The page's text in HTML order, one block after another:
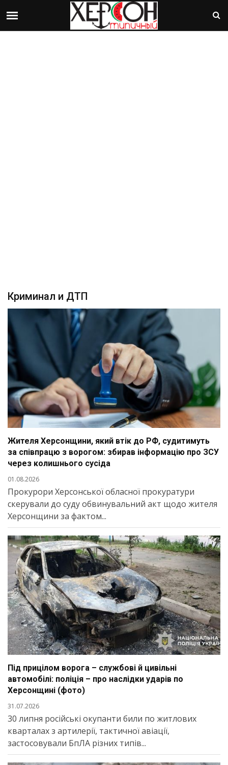
Криминал и ДТП
Жителя Херсонщини, який втік до РФ, судитимуть
за співпрацю з ворогом: збирав інформацію про ЗСУ
через колишнього сусіда
01.08.2026
Прокурори Херсонської обласної прокуратури
скерували до суду обвинувальний акт щодо жителя
Херсонщини за фактом...
Під прицілом ворога – службові й цивільні
автомобілі: поліція – про наслідки ударів по
Херсонщині (фото)
31.07.2026
30 липня російські окупанти били по житлових
кварталах з артилерії, тактичної авіації,
застосовували БпЛА різних типів...